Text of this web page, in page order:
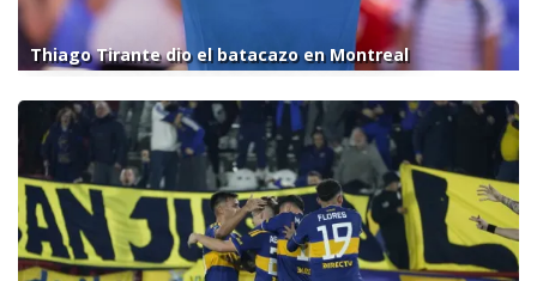
Thiago Tirante dio el batacazo en Montreal